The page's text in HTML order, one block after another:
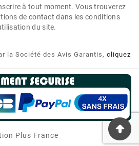
à tout moment. Vous trouverez
de contact dans les conditions
du site.
la Société des Avis Garantis, cliquez
Plus France